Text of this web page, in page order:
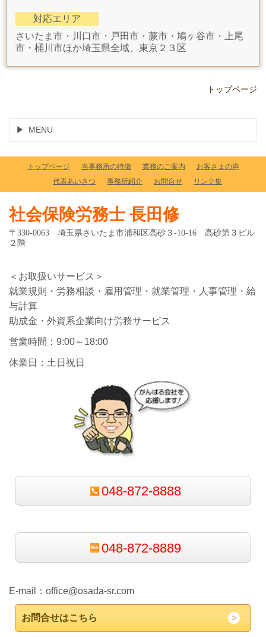
対応エリア
さいたま市・川口市・戸田市・蕨市・鳩ヶ谷市・上尾
市・桶川市ほか埼玉県全域、東京２３区
トップページ
MENU
トップページ 当事務所の特徴 業務のご案内
お客さまの声
代表あいさつ
事務所紹介 お問合せ リンク集
社会保険労務士 長田修
〒330-0063 埼玉県さいたま市浦和区高砂３-10-16 高砂第３ビル
２階
＜お取扱いサービス＞
就業規則・労務相談・雇用管理・就業管理・人事管理・給
与計算
助成金・外資系企業向け労務サービス
営業時間：9:00～18:00
休業日：土日祝日
048-872-8888
048-872-8889
E-mail： office@osada-sr.com
お問合せはこちら